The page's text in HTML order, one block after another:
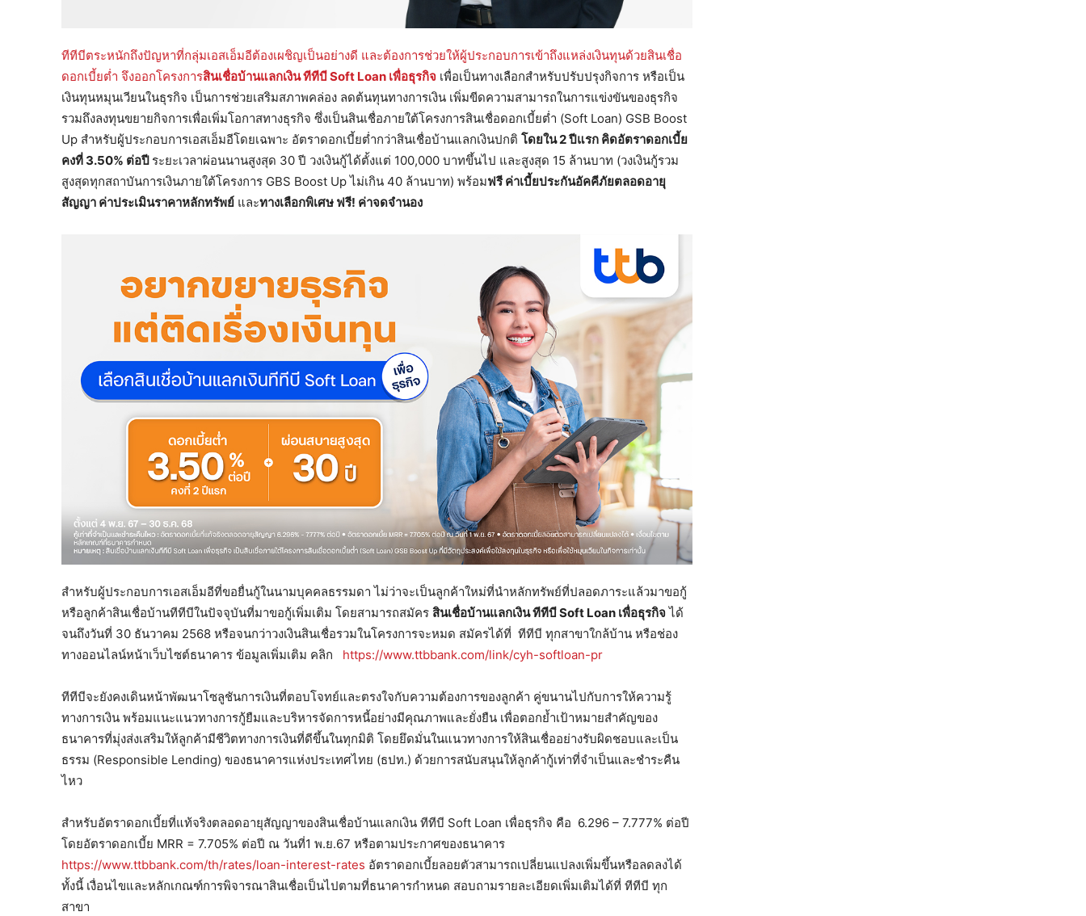
ทีทีบีตระหนักถึงปัญหาที่กลุ่มเอสเอ็มอีต้องเผชิญเป็นอย่างดี และต้องการช่วยให้ผู้ประกอบการเข้าถึงแหล่งเงินทุนด้วยสินเชื่อ
ดอกเบี้ยต่ำ จึงออกโครงการสินเชื่อบ้านแลกเงิน ทีทีบีSoft Loan เพื่อธุรกิจ เพื่อเป็นทางเลือกสำหรับปรับปรุงกิจการ หรือเป็น
เงินทุนหมุนเวียนในธุรกิจ เป็นการช่วยเสริมสภาพคล่อง ลดต้นทุนทางการเงิน เพิ่มขีดความสามารถในการแข่งขันของธุรกิจ
รวมถึงลงทุนขยายกิจการเพื่อเพิ่มโอกาสทางธุรกิจ ซึ่งเป็นสินเชื่อภายใต้โครงการสินเชื่อดอกเบี้ยต่ำ (Soft Loan) GSB Boost
Up สำหรับผู้ประกอบการเอสเอ็มอีโดยเฉพาะ อัตราดอกเบี้ยต่ำกว่าสินเชื่อบ้านแลกเงินปกติ โดยใน2 ปีแรก คิดอัตราดอกเบี้ย
คงที่ 3.50% ต่อปี ระยะเวลาผ่อนนานสูงสุด 30 ปี วงเงินกู้ได้ตั้งแต่ 100,000 บาทขึ้นไป และสูงสุด 15 ล้านบาท (วงเงินกู้รวม
สูงสุดทุกสถาบันการเงินภายใต้โครงการ GBS Boost Up ไม่เกิน 40 ล้านบาท) พร้อมฟรี ค่าเบี้ยประกันอัคคีภัยตลอดอายุ
สัญญา ค่าประเมินราคาหลักทรัพย์ และทางเลือกพิเศษ ฟรี! ค่าจดจำนอง
สำหรับผู้ประกอบการเอสเอ็มอีที่ขอยื่นกู้ในนามบุคคลธรรมดา ไม่ว่าจะเป็นลูกค้าใหม่ที่นำหลักทรัพย์ที่ปลอดภาระแล้วมาขอกู้
หรือลูกค้าสินเชื่อบ้านทีทีบีในปัจจุบันที่มาขอกู้เพิ่มเติม โดยสามารถสมัคร สินเชื่อบ้านแลกเงิน ทีทีบีSoft Loan เพื่อธุรกิจได้
จนถึงวันที่ 30 ธันวาคม 2568 หรือจนกว่าวงเงินสินเชื่อรวมในโครงการจะหมด สมัครได้ที่ ทีทีบี ทุกสาขาใกล้บ้าน หรือช่อง
ทางออนไลน์หน้าเว็บไซต์ธนาคาร ข้อมูลเพิ่มเติม คลิก
https://www.ttbbank.com/link/cyh-softloan-pr
ทีทีบีจะยังคงเดินหน้าพัฒนาโซลูชันการเงินที่ตอบโจทย์และตรงใจกับความต้องการของลูกค้า คู่ขนานไปกับการให้ความรู้
ทางการเงิน พร้อมแนะแนวทางการกู้ยืมและบริหารจัดการหนี้อย่างมีคุณภาพและยั่งยืน เพื่อตอกย้ำเป้าหมายสำคัญของ
ธนาคารที่มุ่งส่งเสริมให้ลูกค้ามีชีวิตทางการเงินที่ดีขึ้นในทุกมิติ โดยยึดมั่นในแนวทางการให้สินเชื่ออย่างรับผิดชอบและเป็น
ธรรม (Responsible Lending) ของธนาคารแห่งประเทศไทย (ธปท.) ด้วยการสนับสนุนให้ลูกค้ากู้เท่าที่จำเป็นและชำระคืน
ไหว
สำหรับอัตราดอกเบี้ยที่แท้จริงตลอดอายุสัญญาของสินเชื่อบ้านแลกเงิน ทีทีบี Soft Loan เพื่อธุรกิจ คือ 6.296 – 7.777% ต่อปี
โดยอัตราดอกเบี้ย MRR = 7.705% ต่อปี ณ วันที่1 พ.ย.67 หรือตามประกาศของธนาคาร
https://www.ttbbank.com/th/rates/loan-interest-rates อัตราดอกเบี้ยลอยตัวสามารถเปลี่ยนแปลงเพิ่มขึ้นหรือลดลงได้
ทั้งนี้ เงื่อนไขและหลักเกณฑ์การพิจารณาสินเชื่อเป็นไปตามที่ธนาคารกำหนด สอบถามรายละเอียดเพิ่มเติมได้ที่ ทีทีบี ทุก
สาขา